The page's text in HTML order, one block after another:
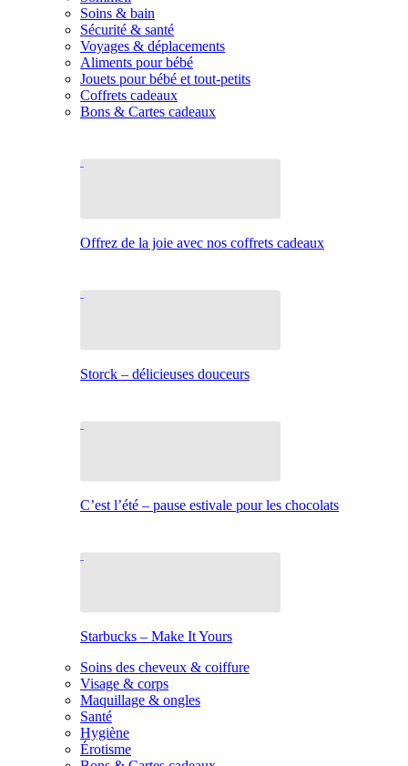
Soins & bain
Sécurité & santé
Voyages & déplacements
Aliments pour bébé
Jouets pour bébé et tout-petits
Coffrets cadeaux
Bons & Cartes cadeaux
Offrez de la joie avec nos coffrets cadeaux
Storck – délicieuses douceurs
C’est l’été – pause estivale pour les chocolats
Starbucks – Make It Yours
Soins des cheveux & coiffure
Visage & corps
Maquillage & ongles
Santé
Hygiène
Érotisme